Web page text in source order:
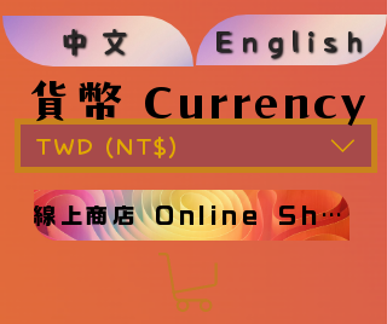
TWD (NT$)
線上商店 Online Shop
中文 English
貨幣 Currency
貨幣 Currency